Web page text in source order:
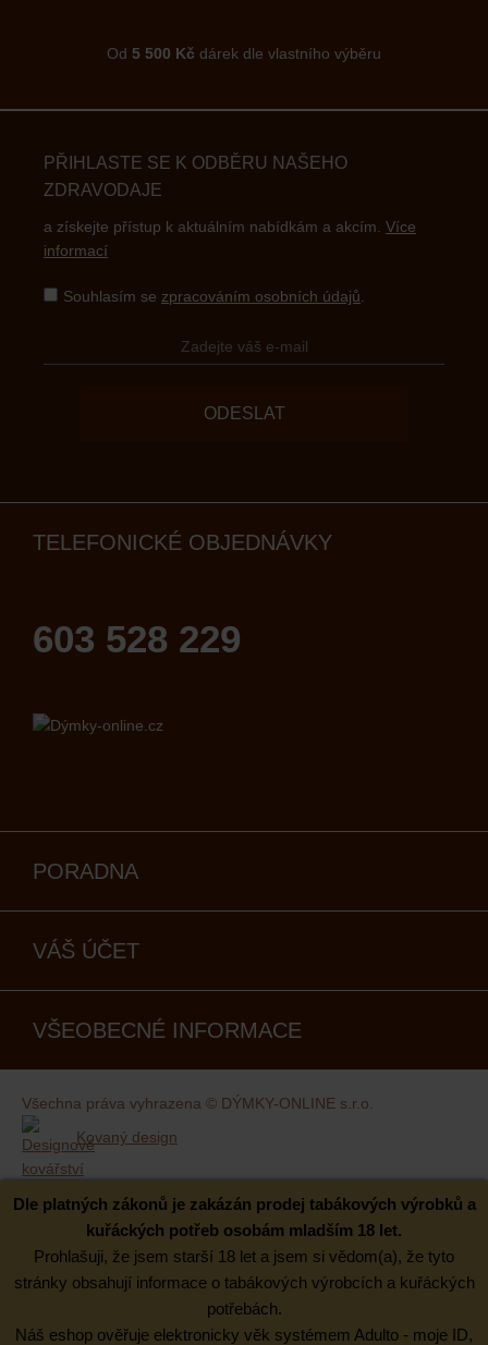
Od 5 500 Kč dárek dle vlastního výběru
PŘIHLASTE SE K ODBĚRU NAŠEHO
ZDRAVODAJE
a získejte přístup k aktuálním nabídkám a akcím. Více
informací
Souhlasím se zpracováním osobních údajů
ODESLAT
TELEFONICKÉ OBJEDNÁVKY
603 528 229
PORADNA
VÁŠ ÚČET
VŠEOBECNÉ INFORMACE
Všechna práva vyhrazena © DÝMKY-ONLINE s.r.o.
Kovaný design
Dle platných zákonů je zakázán prodej tabákových výrobků a
kuřáckých potřeb osobám mladším 18 let.
Prohlašuji, že jsem starší 18 let a jsem si vědom(a), že tyto
stránky obsahují informace o tabákových výrobcích a kuřáckých
potřebách.
Náš eshop ověřuje elektronicky věk systémem Adulto - moje ID,